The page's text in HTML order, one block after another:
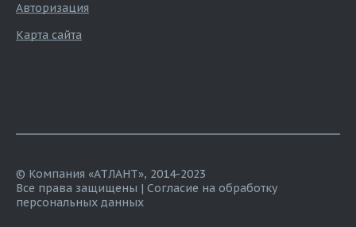
Авторизация
Карта сайта
© Компания «АТЛАНТ», 2014-2023
Все права защищены | Согласие на обработку
персональных данных